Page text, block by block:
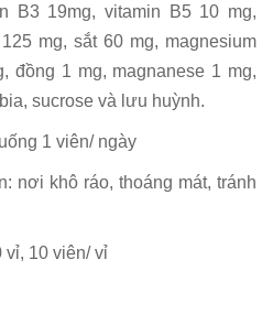
B3 19mg, vitamin B5 10 mg,
mg, sắt 60 mg, magnesium
đồng 1 mg, magnanese 1 mg,
sucrose và lưu huỳnh.
1 viên/ ngày
khô ráo, thoáng mát, tránh
10 viên/ vỉ